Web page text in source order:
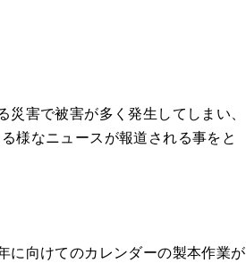
害で被害が多く発生してしまい、
様なニュースが報道される事をと
に向けてのカレンダーの製本作業が